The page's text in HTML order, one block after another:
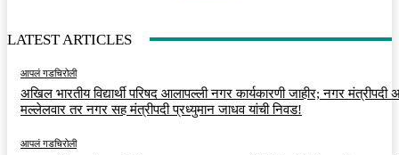
LATEST ARTICLES
आपलं गडचिरोली
अखिल भारतीय विद्यार्थी परिषद आलापल्ली नगर कार्यकारणी जाहीर; नगर मंत्रीपदी
मल्लेलवार तर नगर सह मंत्रीपदी प्रध्युमान जाधव यांची निवड!
आपलं गडचिरोली